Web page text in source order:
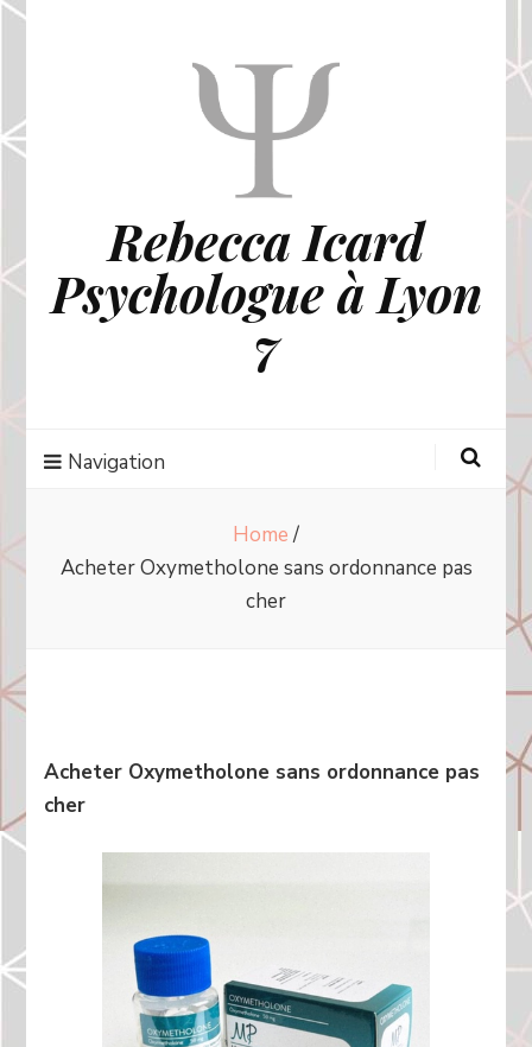
Rebecca Icard
Psychologue à Lyon
7
Navigation
Home /
Acheter Oxymetholone sans ordonnance pas
cher
Acheter Oxymetholone sans ordonnance pas
cher